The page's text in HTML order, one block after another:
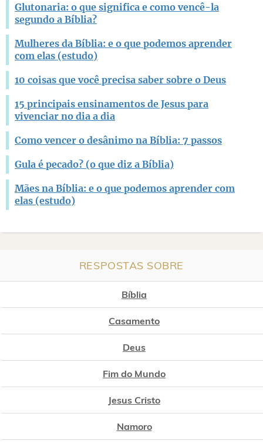
Glutonaria: o que significa e como vencê-la
segundo a Bíblia?
Mulheres da Bíblia: e o que podemos aprender
com elas (estudo)
10 coisas que você precisa saber sobre o Deus
15 principais ensinamentos de Jesus para
vivenciar no dia a dia
Como vencer o desânimo na Bíblia: 7 passos
Gula é pecado? (o que diz a Bíblia)
Mães na Bíblia: e o que podemos aprender com
elas (estudo)
RESPOSTAS SOBRE
Bíblia
Casamento
Deus
Fim do Mundo
Jesus Cristo
Namoro